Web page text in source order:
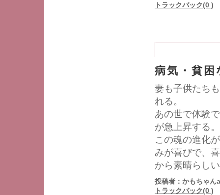
トラックバック(0 )
病気・貧
妻も子供たち
れる。
あの世で体験
が急上昇する。
この魂の進化
みが喜びで、
から素晴らし
投稿者：かもちゃ
トラックバック(0 )